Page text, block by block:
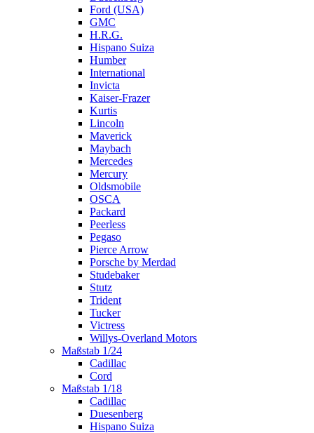
Ford (USA)
GMC
H.R.G.
Hispano Suiza
Humber
International
Invicta
Kaiser-Frazer
Kurtis
Lincoln
Maverick
Maybach
Mercedes
Mercury
Oldsmobile
OSCA
Packard
Peerless
Pegaso
Pierce Arrow
Porsche by Merdad
Studebaker
Stutz
Trident
Tucker
Victress
Willys-Overland Motors
Maßstab 1/24
Cadillac
Cord
Maßstab 1/18
Cadillac
Duesenberg
Hispano Suiza